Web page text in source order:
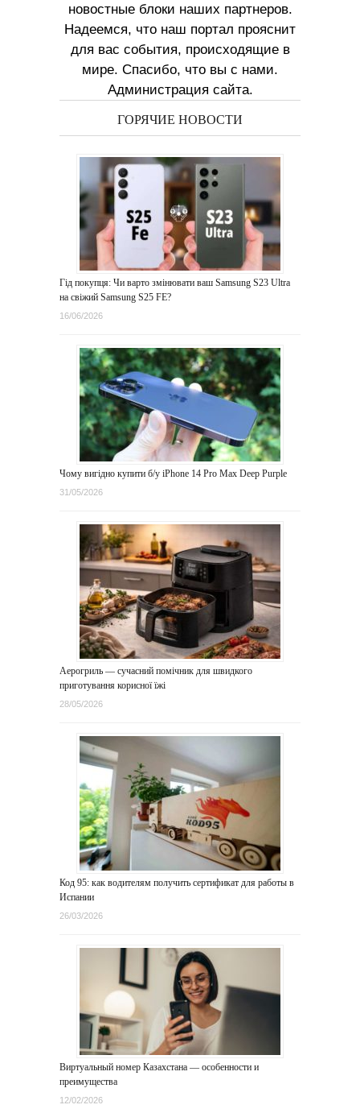
новостные блоки наших партнеров.
Надеемся, что наш портал прояснит
для вас события, происходящие в
мире. Спасибо, что вы с нами.
Администрация сайта.
ГОРЯЧИЕ НОВОСТИ
Гід покупця: Чи варто змінювати ваш Samsung S23 Ultra
на свіжий Samsung S25 FE?
16/06/2026
Чому вигідно купити б/у iPhone 14 Pro Max Deep Purple
31/05/2026
Аерогриль — сучасний помічник для швидкого
приготування корисної їжі
28/05/2026
Код 95: как водителям получить сертификат для работы в
Испании
26/03/2026
Виртуальный номер Казахстана — особенности и
преимущества
12/02/2026